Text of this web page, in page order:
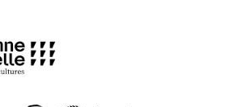
LES ARTS ET
CULTURES